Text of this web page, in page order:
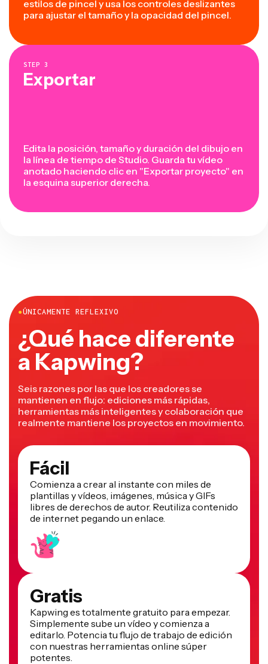
estilos de pincel y usa los controles deslizantes
para ajustar el tamaño y la opacidad del pincel.
STEP 3
Exportar
Edita la posición, tamaño y duración del dibujo en
la línea de tiempo de Studio. Guarda tu vídeo
anotado haciendo clic en "Exportar proyecto" en
la esquina superior derecha.
●ÚNICAMENTE REFLEXIVO
¿Qué hace diferente
a Kapwing?
Seis razones por las que los creadores se
mantienen en flujo: ediciones más rápidas,
herramientas más inteligentes y colaboración que
realmente mantiene los proyectos en movimiento.
Fácil
Comienza a crear al instante con miles de
plantillas y vídeos, imágenes, música y GIFs
libres de derechos de autor. Reutiliza contenido
de internet pegando un enlace.
Gratis
Kapwing es totalmente gratuito para empezar.
Simplemente sube un vídeo y comienza a
editarlo. Potencia tu flujo de trabajo de edición
con nuestras herramientas online súper
potentes.